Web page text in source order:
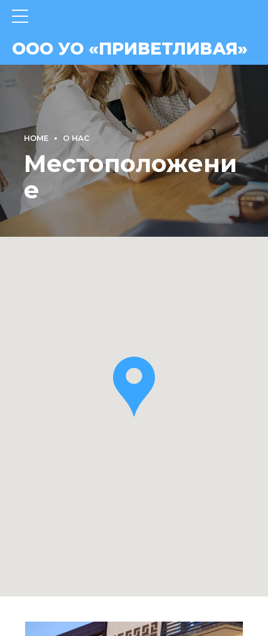
ООО УО «ПРИВЕТЛИВАЯ»
HOME О НАС
Местоположени
е